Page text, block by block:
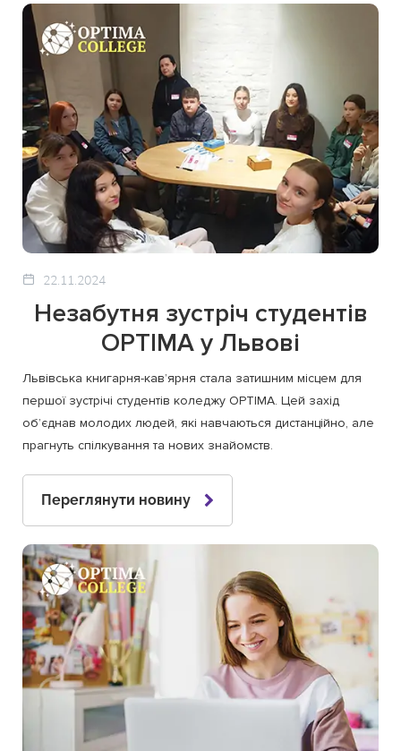
22.11.2024
Незабутня зустріч студентів
OPTIMA у Львові
Львівська книгарня-кав’ярня стала затишним місцем для
першої зустрічі студентів коледжу OPTIMA. Цей захід
об’єднав молодих людей, які навчаються дистанційно, але
прагнуть спілкування та нових знайомств.
Переглянути новину